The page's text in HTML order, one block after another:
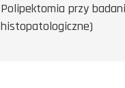
Polipektomia przy
histopatologiczne)